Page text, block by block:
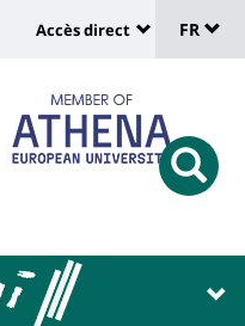
Site
:
Shortcut
links
Accès direct
de
FR